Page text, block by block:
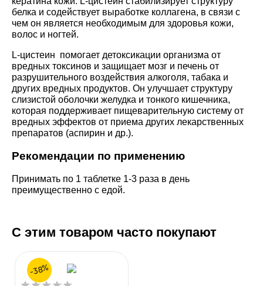
белка и содействует выработке коллагена, в связи с
чем он является необходимым для здоровья кожи,
волос и ногтей.
L-цистеин помогает детоксикации организма от
вредных токсинов и защищает мозг и печень от
разрушительного воздействия алкоголя, табака и
других вредных продуктов. Он улучшает структуру
слизистой оболочки желудка и тонкого кишечника,
которая поддерживает пищеварительную систему от
вредных эффектов от приема других лекарственных
препаратов (аспирин и др.).
Рекомендации по применению
Принимать по 1 таблетке 1-3 раза в день
преимущественно с едой.
С этим товаром часто покупают
-38%